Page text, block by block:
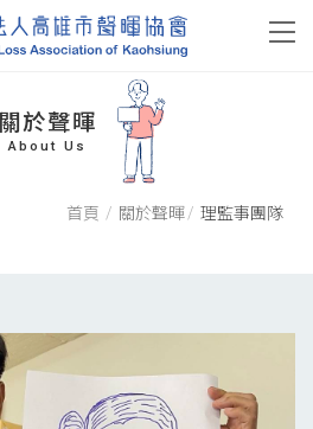
關於聲暉
About Us
首頁 關於聲暉 理監事團隊